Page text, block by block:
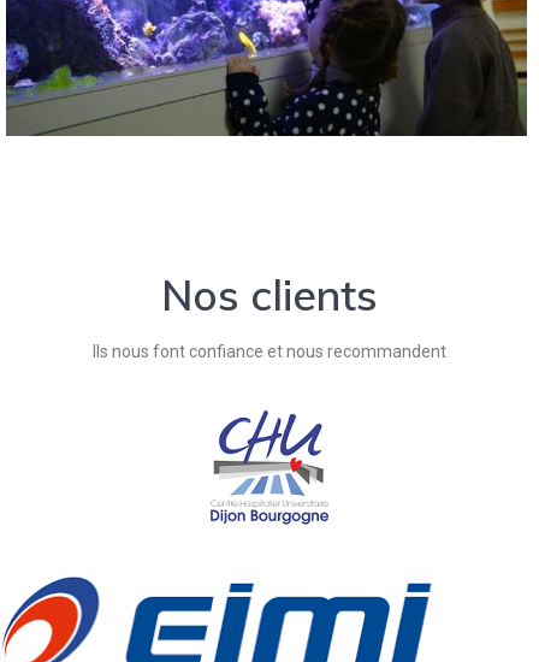
Nos clients
Ils nous font confiance et nous recommandent